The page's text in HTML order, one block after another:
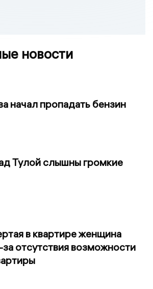
новости
начал пропадать бензин
Тулой слышны громкие
в квартире женщина
за отсутствия возможности